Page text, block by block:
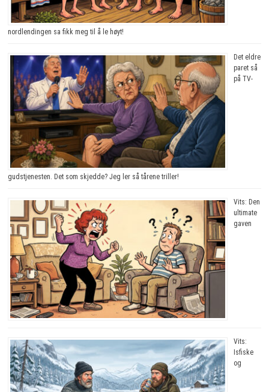
nordlendingen sa fikk meg til å le høyt!
Det eldre
paret så
på TV-
gudstjenesten. Det som skjedde? Jeg ler så tårene triller!
Vits: Den
ultimate
gaven
Vits:
Isfiske
og